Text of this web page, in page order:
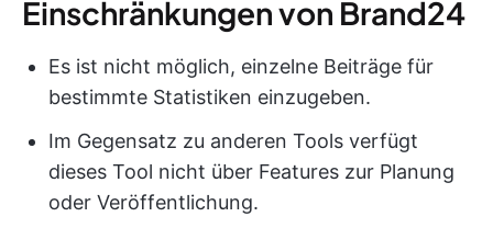
Einschränkungen von Brand24
Es ist nicht möglich, einzelne Beiträge für
bestimmte Statistiken einzugeben.
Im Gegensatz zu anderen Tools verfügt
dieses Tool nicht über Features zur Planung
oder Veröffentlichung.